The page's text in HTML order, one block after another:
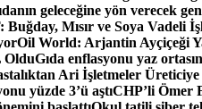
geleceğine yön verecek
Buğday, Mısır ve Soya Vadeli
Oil World: Arjantin Ayçiçeği
OlduGıda enflasyonu yaz
Ari İşletmeler Üreticiye
yüzde 3’ü aştıCHP’li Ömer